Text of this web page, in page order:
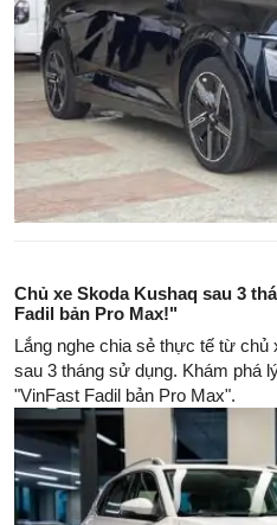
Chủ xe Skoda Kushaq sau 3
Fadil bản Pro Max!"
Lắng nghe chia sẻ thực tế từ chủ
sau 3 tháng sử dụng. Khám phá
"VinFast Fadil bản Pro Max".